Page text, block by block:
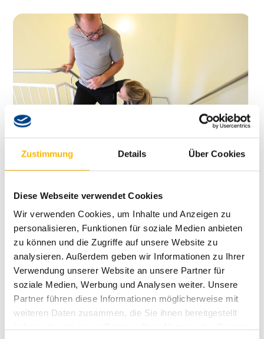
Zustimmung Details Über Cookies
Diese Webseite verwendet Cookies
Wir verwenden Cookies, um Inhalte und Anzeigen zu
personalisieren, Funktionen für soziale Medien anbieten
zu können und die Zugriffe auf unsere Website zu
analysieren. Außerdem geben wir Informationen zu Ihrer
Verwendung unserer Website an unsere Partner für
soziale Medien, Werbung und Analysen weiter. Unsere
Partner führen diese Informationen möglicherweise mit
weiteren Daten zusammen, die Sie ihnen bereitgestellt
Atmungs-/Kreislaufinstabilität
liegende Trachealkanülen
Körpergewicht > 130 kg
nicht kooperative Patienten (Demenz, Delir,
Durchgangssyndrom etc.)
Es stehen umfangreiche diagnostische Möglichkeiten zur
Verfügung, durchschnittlich kommen 15 Therapieeinheiten pro
Woche zum Einsatz.